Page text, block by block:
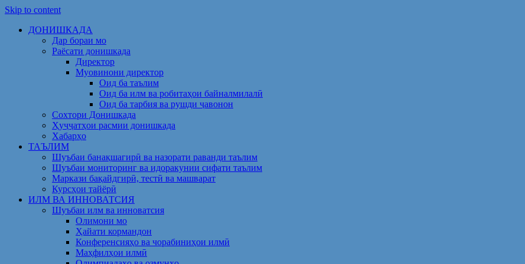
Skip to content
ДОНИШКАДА
Дар бораи мо
Раёсати донишкада
Директор
Муовинони директор
Оид ба таълим
Оид ба илм ва робитаҳои байналмилалӣ
Оид ба тарбия ва рушди ҷавонон
Сохтори Донишкада
Ҳуҷҷатҳои расмии донишкада
Хабарҳо
ТАЪЛИМ
Шуъбаи банақшагирӣ ва назорати раванди таълим
Шуъбаи мониторинг ва идоракунии сифати таълим
Маркази бақайдгирӣ, тестӣ ва машварат
Курсҳои тайёрӣ
ИЛМ ВА ИННОВАТСИЯ
Шуъбаи илм ва инноватсия
Олимони мо
Ҳайати кормандон
Конференсияҳо ва чорабиниҳои илмӣ
Маҳфилҳои илмӣ